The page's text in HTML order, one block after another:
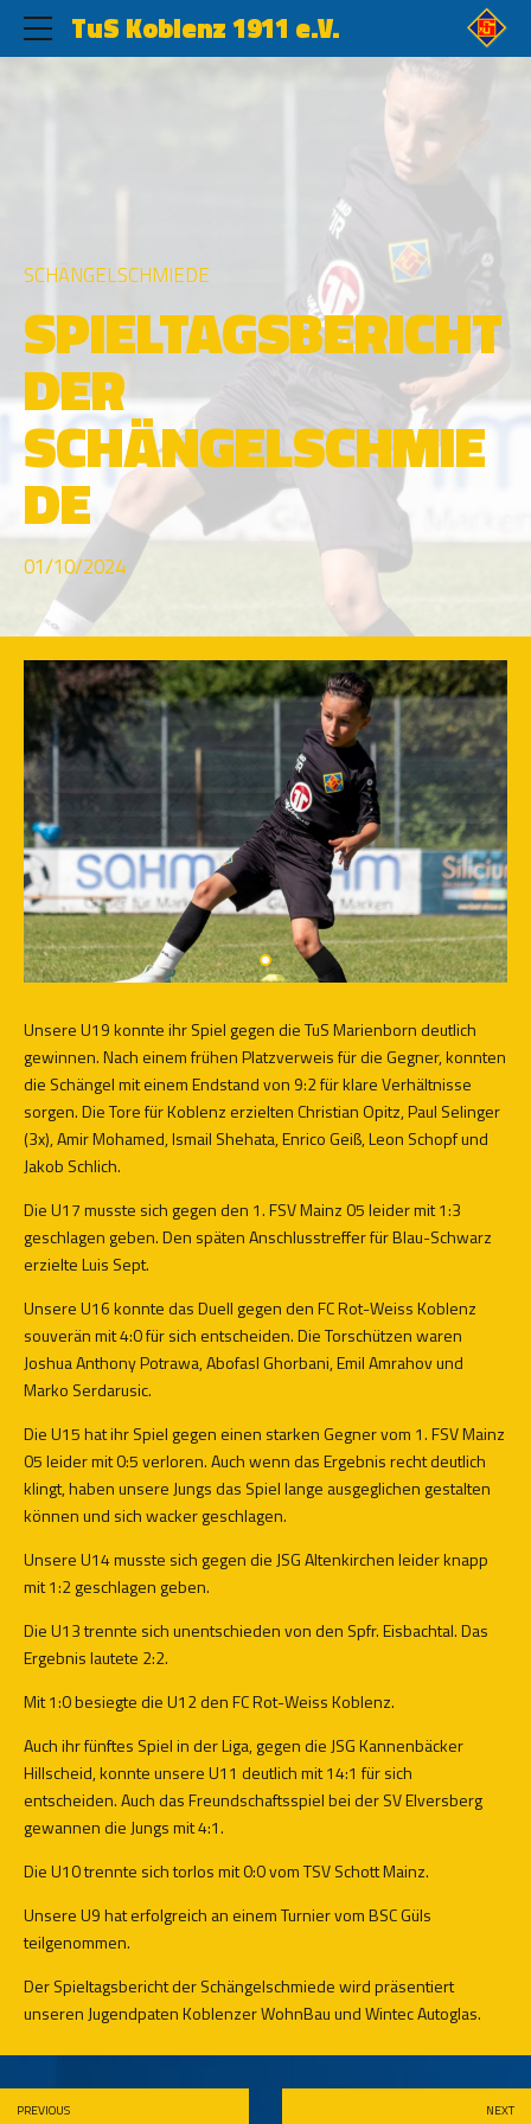
TuS Koblenz 1911 e.V.
SCHÄNGELSCHMIEDE
SPIELTAGSBERICHT
DER
SCHÄNGELSCHMIE
DE
01/10/2024
Unsere U19 konnte ihr Spiel gegen die TuS Marienborn deutlich
gewinnen. Nach einem frühen Platzverweis für die Gegner, konnten
die Schängel mit einem Endstand von 9:2 für klare Verhältnisse
sorgen. Die Tore für Koblenz erzielten Christian Opitz, Paul Selinger
(3x), Amir Mohamed, Ismail Shehata, Enrico Geiß, Leon Schopf und
Jakob Schlich.
Die U17 musste sich gegen den 1. FSV Mainz 05 leider mit 1:3
geschlagen geben. Den späten Anschlusstreffer für Blau-Schwarz
erzielte Luis Sept.
Unsere U16 konnte das Duell gegen den FC Rot-Weiss Koblenz
souverän mit 4:0 für sich entscheiden. Die Torschützen waren
Joshua Anthony Potrawa, Abofasl Ghorbani, Emil Amrahov und
Marko Serdarusic.
Die U15 hat ihr Spiel gegen einen starken Gegner vom 1. FSV Mainz
05 leider mit 0:5 verloren. Auch wenn das Ergebnis recht deutlich
klingt, haben unsere Jungs das Spiel lange ausgeglichen gestalten
können und sich wacker geschlagen.
Unsere U14 musste sich gegen die JSG Altenkirchen leider knapp
mit 1:2 geschlagen geben.
Die U13 trennte sich unentschieden von den Spfr. Eisbachtal. Das
Ergebnis lautete 2:2.
Mit 1:0 besiegte die U12 den FC Rot-Weiss Koblenz.
Auch ihr fünftes Spiel in der Liga, gegen die JSG Kannenbäcker
Hillscheid, konnte unsere U11 deutlich mit 14:1 für sich
entscheiden. Auch das Freundschaftsspiel bei der SV Elversberg
gewannen die Jungs mit 4:1.
Die U10 trennte sich torlos mit 0:0 vom TSV Schott Mainz.
Unsere U9 hat erfolgreich an einem Turnier vom BSC Güls
teilgenommen.
Der Spieltagsbericht der Schängelschmiede wird präsentiert
unseren Jugendpaten Koblenzer WohnBau und Wintec Autoglas.
PREVIOUS NEXT